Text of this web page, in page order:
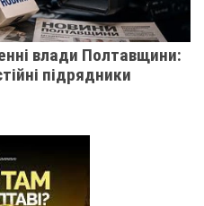
влади Полтавщини:
підрядники